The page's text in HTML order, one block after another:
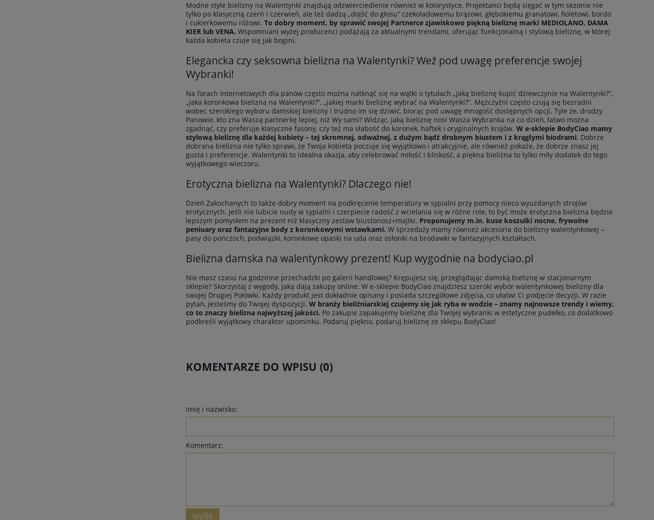
Modne style bielizny na Walentynki znajdują odzwierciedlenie również w kolorystyce. Projektanci będą sięgać w tym sezonie nie
tylko po klasyczną czerń i czerwień, ale też dadzą „dojść do głosu” czekoladowemu brązowi, głębokiemu granatowi, fioletowi, bordo
i cukierkowemu różowi. To dobry moment, by sprawić swojej Partnerce zjawiskowo piękną bieliznę marki MEDIOLANO, DAMA
KIER lub VENA. Wspomniani wyżej producenci podążają za aktualnymi trendami, oferując funkcjonalną i stylową bieliznę, w której
każda kobieta czuje się jak bogini.
Elegancka czy seksowna bielizna na Walentynki? Weź pod uwagę preferencje swojej
Wybranki!
Na forach internetowych dla panów często można natknąć się na wątki o tytułach „jaką bieliznę kupić dziewczynie na Walentynki?”,
„jaka koronkowa bielizna na Walentynki?”, „jakiej marki bieliznę wybrać na Walentynki?”. Mężczyźni często czują się bezradni
wobec szerokiego wyboru damskiej bielizny i trudno im się dziwić, biorąc pod uwagę mnogość dostępnych opcji. Tyle że, drodzy
Panowie, kto zna Waszą partnerkę lepiej, niż Wy sami? Widząc, jaką bieliznę nosi Wasza Wybranka na co dzień, łatwo można
zgadnąć, czy preferuje klasyczne fasony, czy też ma słabość do koronek, haftek i oryginalnych krojów. W e-sklepie BodyCiao mamy
stylową bieliznę dla każdej kobiety – tej skromnej, odważnej, z dużym bądź drobnym biustem i z krągłymi biodrami. Dobrze
dobrana bielizna nie tylko sprawi, że Twoja kobieta poczuje się wyjątkowo i atrakcyjnie, ale również pokaże, że dobrze znasz jej
gusta i preferencje. Walentynki to idealna okazja, aby celebrować miłość i bliskość, a piękna bielizna to tylko miły dodatek do tego
wyjątkowego wieczoru.
Erotyczna bielizna na Walentynki? Dlaczego nie!
Dzień Zakochanych to także dobry moment na podkręcenie temperatury w sypialni przy pomocy nieco wyuzdanych strojów
erotycznych. Jeśli nie lubicie nudy w sypialni i czerpiecie radość z wcielania się w różne role, to być może erotyczna bielizna będzie
lepszym pomysłem na prezent niż klasyczny zestaw biustonosz+majtki. Proponujemy m.in. kuse koszulki nocne, frywolne
peniuary oraz fantazyjne body z koronkowymi wstawkami. W sprzedaży mamy również akcesoria do bielizny walentynkowej –
pasy do pończoch, podwiązki, koronkowe opaski na uda oraz osłonki na brodawki w fantazyjnych kształtach.
Bielizna damska na walentynkowy prezent! Kup wygodnie na bodyciao.pl
Nie masz czasu na godzinne przechadzki po galerii handlowej? Krępujesz się, przeglądając damską bieliznę w stacjonarnym
sklepie? Skorzystaj z wygody, jaką dają zakupy online. W e-sklepie BodyCiao znajdziesz szeroki wybór walentynkowej bielizny dla
swojej Drugiej Połówki. Każdy produkt jest dokładnie opisany i posiada szczegółowe zdjęcia, co ułatwi Ci podjęcie decyzji. W razie
pytań, jesteśmy do Twojej dyspozycji. W branży bieliźniarskiej czujemy się jak ryba w wodzie – znamy najnowsze trendy i wiemy,
co to znaczy bielizna najwyższej jakości. Po zakupie zapakujemy bieliznę dla Twojej wybranki w estetyczne pudełko, co dodatkowo
podkreśli wyjątkowy charakter upominku. Podaruj piękno, podaruj bieliznę ze sklepu BodyCiao!
KOMENTARZE DO WPISU (0)
Imię i nazwisko:
Komentarz:
wyślij